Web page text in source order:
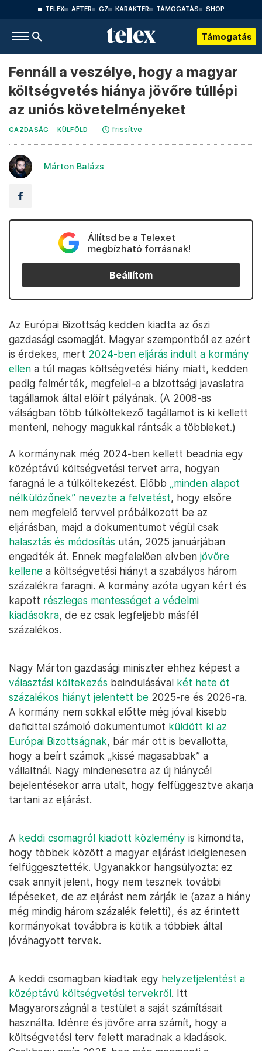
TELEX AFTER G7 KARAKTER TÁMOGATÁS SHOP
Támogatás
Fennáll a veszélye, hogy a magyar
költségvetés hiánya jövőre túllépi
az uniós követelményeket
GAZDASÁG KÜLFÖLD frissítve
Márton Balázs
Állítsd be a Telexet
megbízható forrásnak!
Beállítom
Az Európai Bizottság kedden kiadta az őszi
gazdasági csomagját. Magyar szempontból ez azért
is érdekes, mert 2024-ben eljárás indult a kormány
ellen a túl magas költségvetési hiány miatt, kedden
pedig felmérték, megfelel-e a bizottsági javaslatra
tagállamok által előírt pályának. (A 2008-as
válságban több túlköltekező tagállamot is ki kellett
menteni, nehogy magukkal rántsák a többieket.)
A kormánynak még 2024-ben kellett beadnia egy
középtávú költségvetési tervet arra, hogyan
faragná le a túlköltekezést. Előbb „minden alapot
nélkülözőnek” nevezte a felvetést, hogy elsőre
nem megfelelő tervvel próbálkozott be az
eljárásban, majd a dokumentumot végül csak
halasztás és módosítás után, 2025 januárjában
engedték át. Ennek megfelelően elvben jövőre
kellene a költségvetési hiányt a szabályos három
százalékra faragni. A kormány azóta ugyan kért és
kapott részleges mentességet a védelmi
kiadásokra, de ez csak legfeljebb másfél
százalékos.
Nagy Márton gazdasági miniszter ehhez képest a
választási költekezés beindulásával két hete öt
százalékos hiányt jelentett be 2025-re és 2026-ra.
A kormány nem sokkal előtte még jóval kisebb
deficittel számoló dokumentumot küldött ki az
Európai Bizottságnak, bár már ott is bevallotta,
hogy a beírt számok „kissé magasabbak” a
vállaltnál. Nagy mindenesetre az új hiánycél
bejelentésekor arra utalt, hogy felfüggesztve akarja
tartani az eljárást.
A keddi csomagról kiadott közlemény is kimondta,
hogy többek között a magyar eljárást ideiglenesen
felfüggesztették. Ugyanakkor hangsúlyozta: ez
csak annyit jelent, hogy nem tesznek további
lépéseket, de az eljárást nem zárják le (azaz a hiány
még mindig három százalék feletti), és az érintett
kormányokat továbbra is kötik a többiek által
jóváhagyott tervek.
A keddi csomagban kiadtak egy helyzetjelentést a
középtávú költségvetési tervekről. Itt
Magyarországnál a testület a saját számításait
használta. Idénre és jövőre arra számít, hogy a
költségvetési terv felett maradnak a kiadások.